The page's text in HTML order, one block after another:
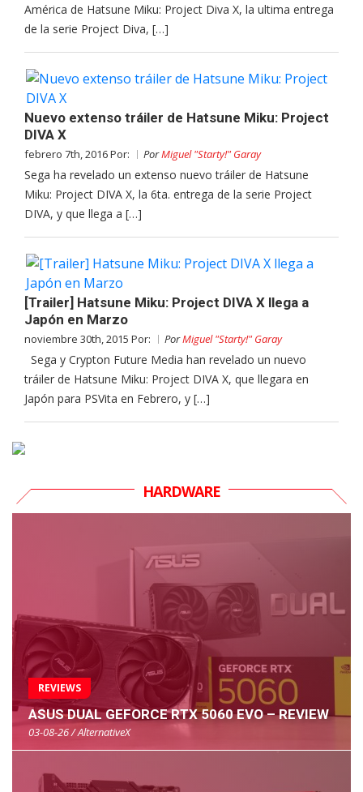
América de Hatsune Miku: Project Diva X, la ultima entrega
de la serie Project Diva, […]
Nuevo extenso tráiler de Hatsune Miku: Project
DIVA X
febrero 7th, 2016 Por: PorMiguel "Starty!" Garay
Sega ha revelado un extenso nuevo tráiler de Hatsune
Miku: Project DIVA X, la 6ta. entrega de la serie Project
DIVA, y que llega a […]
[Trailer] Hatsune Miku: Project DIVA X llega a
Japón en Marzo
noviembre 30th, 2015 Por: PorMiguel "Starty!" Garay
Sega y Crypton Future Media han revelado un nuevo
tráiler de Hatsune Miku: Project DIVA X, que llegara en
Japón para PSVita en Febrero, y […]
HARDWARE
REVIEWS
ASUS DUAL GEFORCE RTX 5060 EVO – REVIEW
03-08-26 / AlternativeX